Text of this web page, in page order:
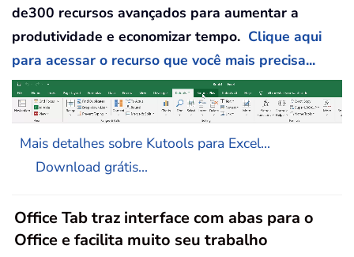
de300 recursos avançados para aumentar a
produtividade e economizar tempo. Clique aqui
para acessar o recurso que você mais precisa...
Mais detalhes sobre Kutools para Excel...
Download grátis...
Office Tab traz interface com abas para o
Office e facilita muito seu trabalho